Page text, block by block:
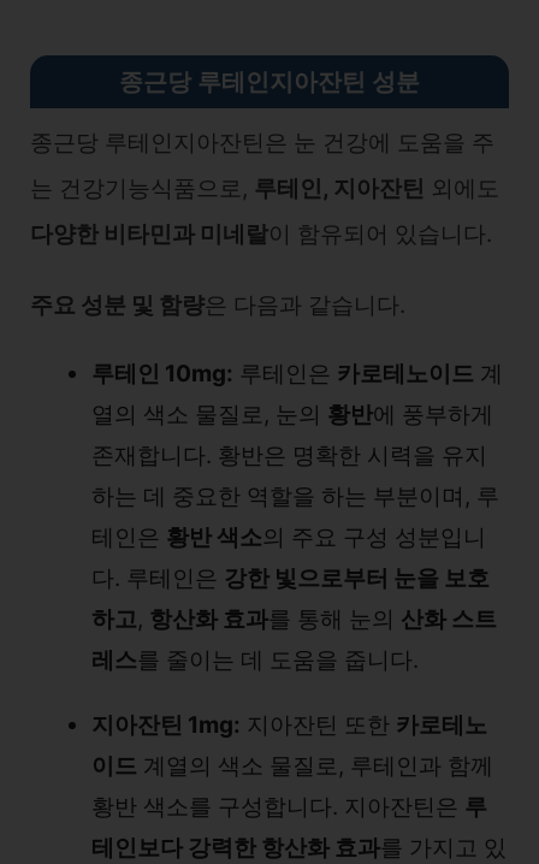
종근당 루테인지아잔틴 성분
종근당 루테인지아잔틴은 눈 건강에 도움을 주
는 건강기능식품으로, 루테인, 지아잔틴 외에도
다양한 비타민과 미네랄이 함유되어 있습니다.
주요 성분 및 함량은 다음과 같습니다.
루테인 10mg: 루테인은 카로테노이드 계
열의 색소 물질로, 눈의 황반에 풍부하게
존재합니다. 황반은 명확한 시력을 유지
하는 데 중요한 역할을 하는 부분이며, 루
테인은 황반 색소의 주요 구성 성분입니
다. 루테인은 강한 빛으로부터 눈을 보호
하고, 항산화 효과를 통해 눈의 산화 스트
레스를 줄이는 데 도움을 줍니다.
지아잔틴 1mg: 지아잔틴 또한 카로테노
이드 계열의 색소 물질로, 루테인과 함께
황반 색소를 구성합니다. 지아잔틴은 루
테인보다 강력한 항산화 효과를 가지고 있